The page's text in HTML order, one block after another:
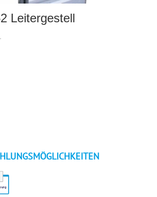
Leitergestell